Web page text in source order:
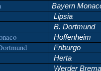
Bayern
Lipsia
B. Dortmund
Hoffenheim
Friburgo
Herta
Werder Brema